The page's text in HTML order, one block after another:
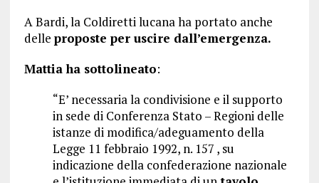
A Bardi, la Coldiretti lucana ha portato anche
delle proposte per uscire dall’emergenza.
Mattia ha sottolineato:
“E’ necessaria la condivisione e il supporto
in sede di Conferenza Stato – Regioni delle
istanze di modifica/adeguamento della
Legge 11 febbraio 1992, n. 157 , su
indicazione della confederazione nazionale